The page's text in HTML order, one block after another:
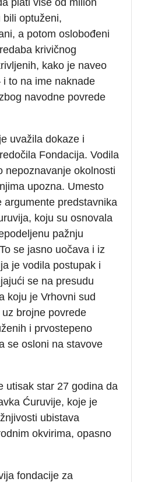
bili optuženi,
a potom oslobođeni
krivičnog
kako je naveo
to na ime naknade
navodne povrede
uvažila dokaze i
Fondacija. Vodila
nepoznavanje okolnosti
upozna. Umesto
argumente predstavnika
koju su osnovala
pažnju
se jasno uočava i iz
je vodila postupak i
se na presudu
koju je Vrhovni sud
brojne povrede
i prvostepeno
se osloni na stavove
utisak star 27 godina da
Ćuruvije, koje je
ubistava
okvirima, opasno
fondacije za